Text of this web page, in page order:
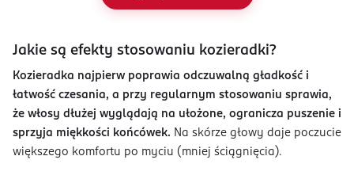
Jakie są efekty stosowaniu kozieradki?
Kozieradka najpierw poprawia odczuwalną gładkość i
łatwość czesania, a przy regularnym stosowaniu sprawia,
że włosy dłużej wyglądają na ułożone, ogranicza puszenie i
sprzyja miękkości końcówek. Na skórze głowy daje poczucie
większego komfortu po myciu (mniej ściągnięcia).